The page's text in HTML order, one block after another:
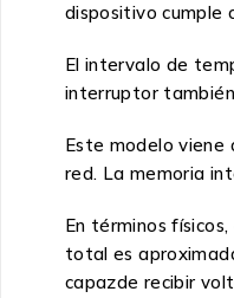
dispositivo cumple
El intervalo de
interruptor
Este modelo viene
red. La memoria
En términos
total es
capazde recibir